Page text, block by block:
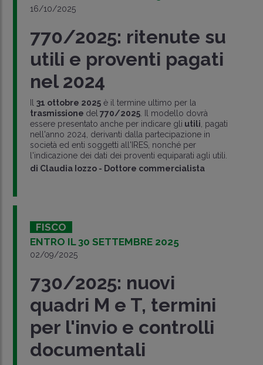
16/10/2025
770/2025: ritenute su
utili e proventi pagati
nel 2024
31 ottobre 2025è il termine ultimo per la
trasmissione del 770/2025. Il modello dovrà
essere presentato anche per indicare gli utili , pagati
nell'anno 2024, derivanti dalla partecipazione in
società ed enti soggetti all'IRES, nonché per
l'indicazione dei dati dei proventi equiparati agli utili.
di Claudia Iozzo - Dottore commercialista
FISCO
ENTRO IL 30 SETTEMBRE 2025
02/09/2025
730/2025: nuovi
quadri M e T, termini
per l'invio e controlli
documentali